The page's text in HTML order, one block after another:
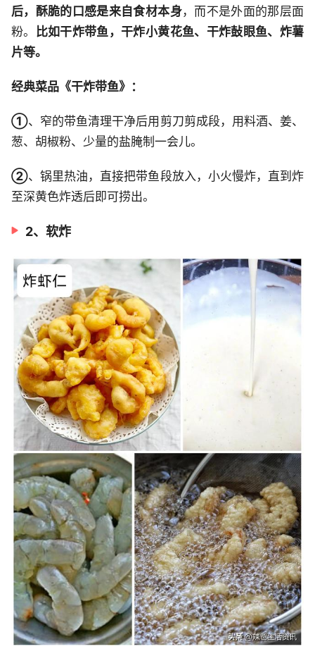
后，酥脆的口感是来自食材本身，而不是外面的那层面
粉。 比如干炸带鱼，干炸小黄花鱼、干炸鼔眼鱼、炸薯
片等。
经典菜品《干炸带鱼》：
①、窄的带鱼清理干净后用剪刀剪成段，用料酒、姜、
葱、胡椒粉、少量的盐腌制一会儿。
②、锅里热油，直接把带鱼段放入，小火慢炸，直到炸
至深黄色炸透后即可捞出。
2、软炸